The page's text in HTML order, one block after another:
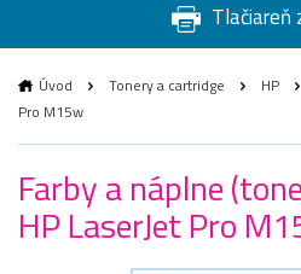
Tlačiareň
Úvod Tonery a cartridge HP
Pro M15w
Farby a náplne
HP LaserJet Pro